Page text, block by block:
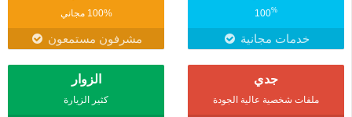
100%
خدمات مجانية
100% مجاني
مشرفون مستمعون
جدي
ملفات شخصية عالية الجودة
الزوار
كثير الزيارة